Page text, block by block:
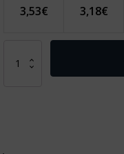
3,53€ 3,18€